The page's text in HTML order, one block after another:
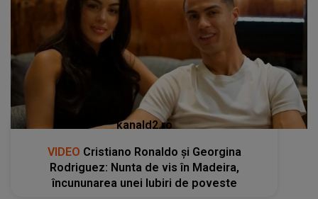
kanald2.ro
VIDEO Cristiano Ronaldo și Georgina
Rodriguez: Nunta de vis în Madeira,
încununarea unei Iubiri de poveste